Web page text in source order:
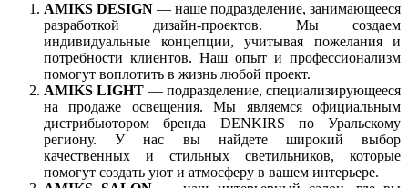
AMIKS DESIGN — наше подразделение, занимающееся
разработкой дизайн-проектов. Мы создаем
индивидуальные концепции, учитывая пожелания и
потребности клиентов. Наш опыт и профессионализм
помогут воплотить в жизнь любой проект.
AMIKS LIGHT — подразделение, специализирующееся
на продаже освещения. Мы являемся официальным
дистрибьютором бренда DENKIRS по Уральскому
региону. У нас вы найдете широкий выбор
качественных и стильных светильников, которые
помогут создать уют и атмосферу в вашем интерьере.